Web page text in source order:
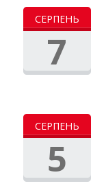
СЕРПЕНЬ
7
СЕРПЕНЬ
5